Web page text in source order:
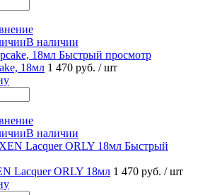
В наличии
Быстрый просмотр
18мл 1 470 руб. / шт
В наличии
Быстрый
Lacquer ORLY 18мл 1 470 руб. / шт